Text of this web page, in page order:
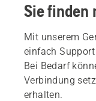
Sie finden
Mit unserem
einfach
Bei Bedarf
Verbindung
erhalten.